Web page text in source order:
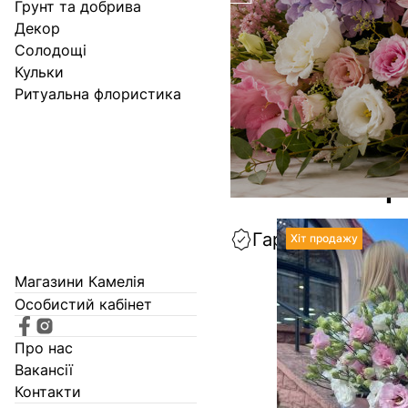
Грунт та добрива
Декор
Солодощі
Кульки
Ритуальна флористика
Гарантія свіжості
Магазини Камелія
Особистий кабінет
Про нас
Вакансії
Контакти
Хіти
Хіт продажу